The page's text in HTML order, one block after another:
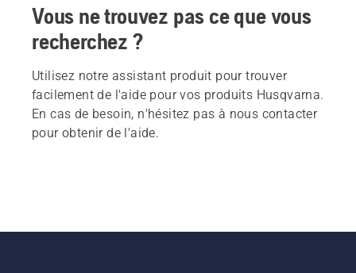
Vous ne trouvez pas ce que vous
recherchez ?
Utilisez notre assistant produit pour trouver
facilement de l'aide pour vos produits Husqvarna.
En cas de besoin, n'hésitez pas à nous contacter
pour obtenir de l'aide.